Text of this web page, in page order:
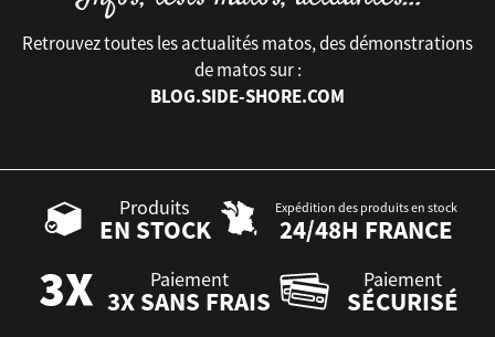
Retrouvez toutes les actualités matos, des démonstrations
de matos sur :
BLOG.SIDE-SHORE.COM
Produits
EN STOCK
Expédition des produits en stock
24/48H FRANCE
Paiement
3X SANS FRAIS
Paiement
SÉCURISÉ